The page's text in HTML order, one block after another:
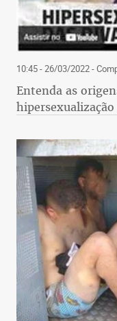
10:45 - 26/03/2022-
Entenda as